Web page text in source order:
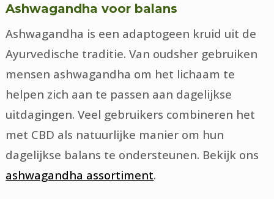
Ashwagandha voor balans
Ashwagandha is een adaptogeen kruid uit de
Ayurvedische traditie. Van oudsher gebruiken
mensen ashwagandha om het lichaam te
helpen zich aan te passen aan dagelijkse
uitdagingen. Veel gebruikers combineren het
met CBD als natuurlijke manier om hun
dagelijkse balans te ondersteunen. Bekijk ons
ashwagandha assortiment.